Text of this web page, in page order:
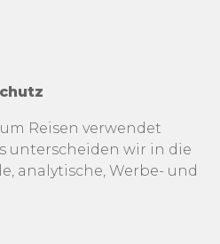
Reisen verwendet
unterscheiden wir in die
analytische, Werbe- und